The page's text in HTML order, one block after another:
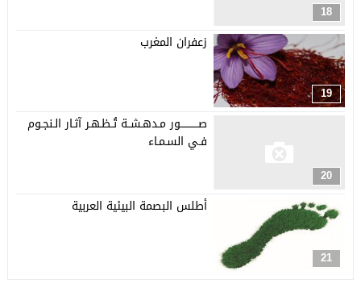
18
19
زعفران المغرب
20
صـــــــــــور مـدهـشــة تُـظـهـر آثـار الـنجـوم
فـي السـمـاء
21
أطلس البصمة البيئية العربية